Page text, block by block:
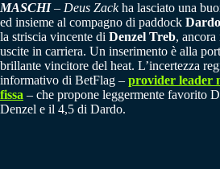
MASCHI– Deus Zackha lasciato una
ed insieme al compagno di paddock
la striscia vincente di Denzel Treb,
uscite in carriera. Un inserimento è alla
brillante vincitore del heat. L’incertezza
informativo di BetFlag – provider leader
fissa – che propone leggermente favorito
Denzel e il 4,5 di Dardo.